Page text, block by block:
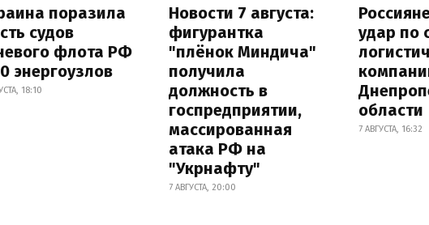
поразила
судов
флота РФ
энергоузлов
18:10
Новости 7 августа:
фигурантка
"плёнок Миндича"
получила
должность в
госпредприятии,
массированная
атака РФ на
"Укрнафту"
7 АВГУСТА, 20:00
удар по
области
7 АВГУСТА, 16:32